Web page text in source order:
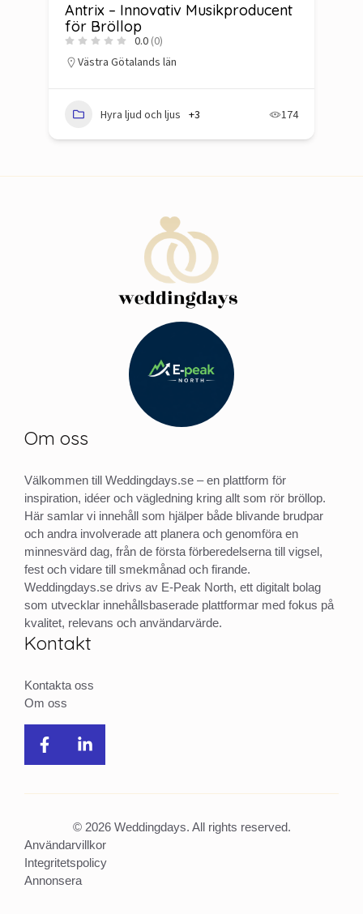
Antrix – Innovativ Musikproducent
för Bröllop
0.0 (0)
Västra Götalands län
Hyra ljud och ljus +3 174
Om oss
Välkommen till Weddingdays.se – en plattform för
inspiration, idéer och vägledning kring allt som rör bröllop.
Här samlar vi innehåll som hjälper både blivande brudpar
och andra involverade att planera och genomföra en
minnesvärd dag, från de första förberedelserna till vigsel,
fest och vidare till smekmånad och firande.
Weddingdays.se drivs av E-Peak North, ett digitalt bolag
som utvecklar innehållsbaserade plattformar med fokus på
kvalitet, relevans och användarvärde.
Kontakt
Kontakta oss
Om oss
© 2026 Weddingdays. All rights reserved.
Användarvillkor
Integritetspolicy
Annonsera